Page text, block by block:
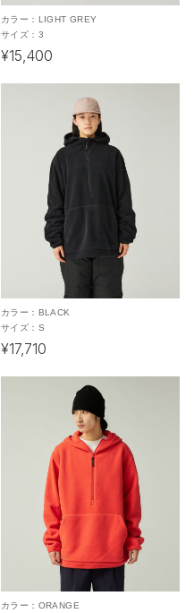
カラー： LIGHT GREY
サイズ： 3
¥15,400
カラー： BLACK
サイズ： S
¥17,710
カラー： ORANGE